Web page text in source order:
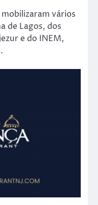
vários
de Lagos, dos
e do INEM,